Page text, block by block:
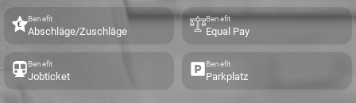
Benefit
Abschläge/Zuschläge
Benefit
Equal Pay
Benefit
Jobticket
Benefit
Parkplatz